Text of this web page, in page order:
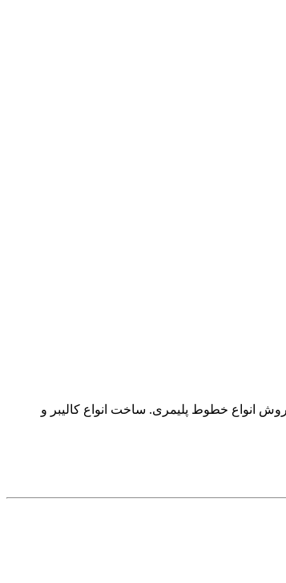
انواع خطوط پلیمری. ساخت انواع کالیبر و